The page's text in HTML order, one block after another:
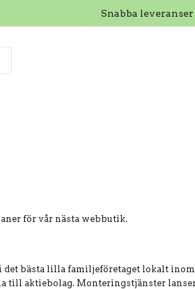
Snabba
för vår nästa webbutik.
bästa lilla familjeföretaget lokalt inom
aktiebolag. Monteringstjänster